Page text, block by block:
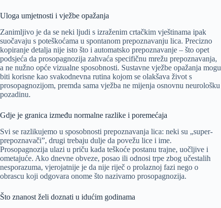
Uloga umjetnosti i vježbe opažanja
Zanimljivo je da se neki ljudi s izraženim crtačkim vještinama ipak
suočavaju s poteškoćama u spontanom prepoznavanju lica. Precizno
kopiranje detalja nije isto što i automatsko prepoznavanje – što opet
podsjeća da prosopagnozija zahvaća specifičnu mrežu prepoznavanja,
a ne nužno opće vizualne sposobnosti. Sustavne vježbe opažanja mogu
biti korisne kao svakodnevna rutina kojom se olakšava život s
prosopagnozijom, premda sama vježba ne mijenja osnovnu neurološku
pozadinu.
Gdje je granica između normalne razlike i poremećaja
Svi se razlikujemo u sposobnosti prepoznavanja lica: neki su „super-
prepoznavači”, drugi trebaju dulje da povežu lice i ime.
Prosopagnozija ulazi u priču kada teškoće postanu trajne, uočljive i
ometajuće. Ako dnevne obveze, posao ili odnosi trpe zbog učestalih
nesporazuma, vjerojatnije je da nije riječ o prolaznoj fazi nego o
obrascu koji odgovara onome što nazivamo prosopagnozija.
Što znanost želi doznati u idućim godinama